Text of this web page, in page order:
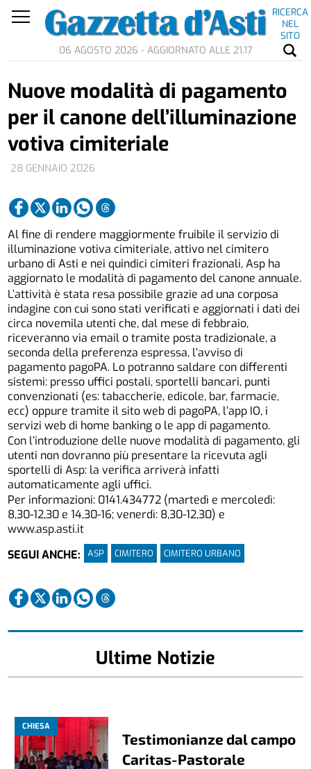
RICERCA
NEL
SITO
06 AGOSTO 2026 - AGGIORNATO ALLE 21.17
28 GENNAIO 2026
Nuove modalità di pagamento
per il canone dell’illuminazione
votiva cimiteriale
Al fine di rendere maggiormente fruibile il servizio di
illuminazione votiva cimiteriale, attivo nel cimitero
urbano di Asti e nei quindici cimiteri frazionali, Asp ha
aggiornato le modalità di pagamento del canone annuale.
L’attività è stata resa possibile grazie ad una corposa
indagine con cui sono stati verificati e aggiornati i dati dei
circa novemila utenti che, dal mese di febbraio,
riceveranno via email o tramite posta tradizionale, a
seconda della preferenza espressa, l’avviso di
pagamento pagoPA. Lo potranno saldare con differenti
sistemi: presso uffici postali, sportelli bancari, punti
convenzionati (es: tabaccherie, edicole, bar, farmacie,
ecc) oppure tramite il sito web di pagoPA, l’app IO, i
servizi web di home banking o le app di pagamento.
Con l’introduzione delle nuove modalità di pagamento, gli
utenti non dovranno più presentare la ricevuta agli
sportelli di Asp: la verifica arriverà infatti
automaticamente agli uffici.
Per informazioni: 0141.434772 (martedì e mercoledì:
8,30-12,30 e 14,30-16; venerdì: 8,30-12,30) e
www.asp.asti.it
SEGUI ANCHE:
ASP CIMITERO CIMITERO URBANO
Ultime Notizie
CHIESA
Testimonianze dal campo
Caritas-Pastorale